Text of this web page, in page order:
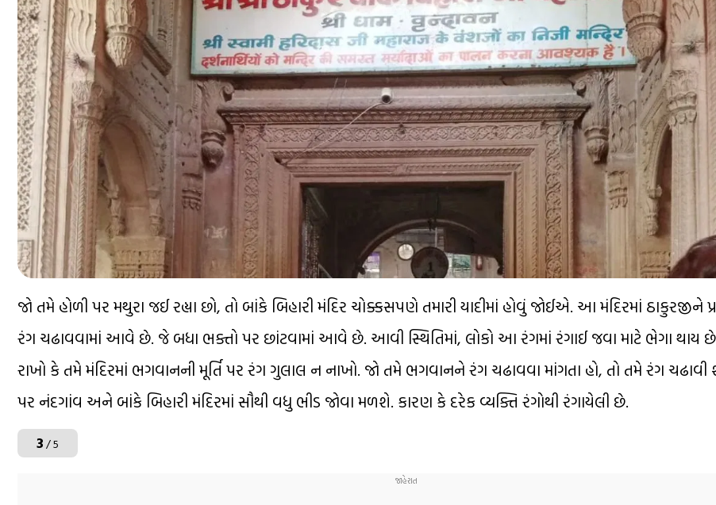
જો તમે હોળી પર મથુરા જઈ રહ્યા છો, તો બાંકે બિહારી મંદિર ચોક્કસપણે તમારી યાદીમાં હોવું જોઈએ. આ મંદિરમાં ઠાકુરજીને
રંગ ચઢાવવામાં આવે છે. જે બધા ભક્તો પર છાંટવામાં આવે છે. આવી સ્થિતિમાં, લોકો આ રંગમાં રંગાઈ જવા માટે ભેગા થાય છે.
રાખો કે તમે મંદિરમાં ભગવાનની મૂર્તિ પર રંગ ગુલાલ ન નાખો. જો તમે ભગવાનને રંગ ચઢાવવા માંગતા હો, તો તમે રંગ ચઢાવી
પર નંદગાંવ અને બાંકે બિહારી મંદિરમાં સૌથી વધુ ભીડ જોવા મળશે. કારણ કે દરેક વ્યક્તિ રંગોથી રંગાયેલી છે.
3/ 5